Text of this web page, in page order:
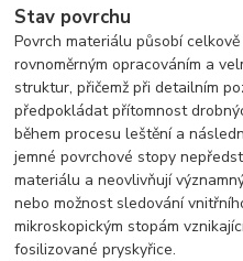
Stav povrchu
Povrch materiálu působí
rovnoměrným opracováním a
struktur, přičemž při detailním
předpokládat přítomnost
během procesu leštění a
jemné povrchové stopy
materiálu a neovlivňují
nebo možnost sledování
mikroskopickým stopám
fosilizované pryskyřice.